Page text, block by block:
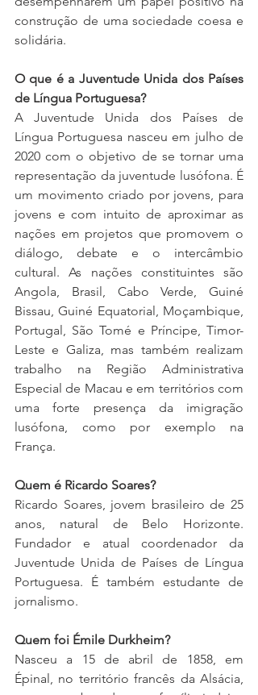
construção de uma sociedade coesa e
solidária.
O que é a Juventude Unida dos Países
de Língua Portuguesa?
A Juventude Unida dos Países de
Língua Portuguesa nasceu em julho de
2020 com o objetivo de se tornar uma
representação da juventude lusófona. É
um movimento criado por jovens, para
jovens e com intuito de aproximar as
nações em projetos que promovem o
diálogo, debate e o intercâmbio
cultural. As nações constituintes são
Angola, Brasil, Cabo Verde, Guiné
Bissau, Guiné Equatorial, Moçambique,
Portugal, São Tomé e Príncipe, Timor-
Leste e Galiza, mas também realizam
trabalho na Região Administrativa
Especial de Macau e em territórios com
uma forte presença da imigração
lusófona, como por exemplo na
França.
Quem é Ricardo Soares?
Ricardo Soares, jovem brasileiro de 25
anos, natural de Belo Horizonte.
Fundador e atual coordenador da
Juventude Unida de Países de Língua
Portuguesa. É também estudante de
jornalismo.
Quem foi Émile Durkheim?
Nasceu a 15 de abril de 1858, em
Épinal, no território francês da Alsácia,